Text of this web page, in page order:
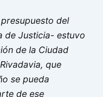
del
de Justicia- estuvo
de la Ciudad
que
se pueda
de ese